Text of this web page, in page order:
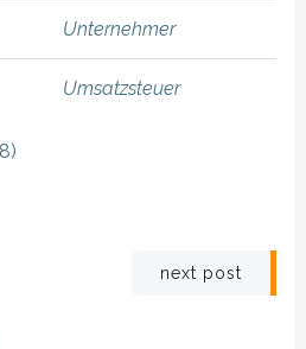
Unternehmer
Umsatzsteuer
next post